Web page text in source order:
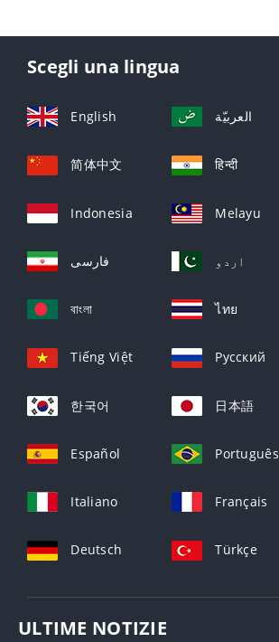
Scegli una lingua
English العربيّة
简体中文 हिन्दी
Indonesia Melayu
فارسی اردو
বাংলা ไทย
Tiếng Việt Русский
한국어 日本語
Español Português
Italiano Français
Deutsch Türkçe
ULTIME NOTIZIE